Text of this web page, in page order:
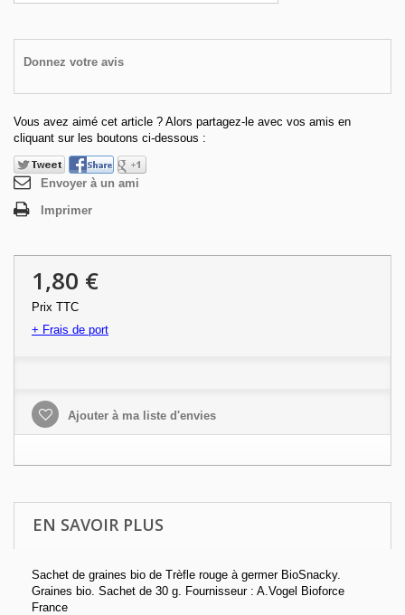
Donnez votre avis
Vous avez aimé cet article ? Alors partagez-le avec vos amis en
cliquant sur les boutons ci-dessous :
Envoyer à un ami
Imprimer
1,80 €
Prix TTC
+ Frais de port
Ajouter à ma liste d'envies
EN SAVOIR PLUS
Sachet de graines bio de Trèfle rouge à germer BioSnacky.
Graines bio. Sachet de 30 g. Fournisseur : A.Vogel Bioforce
France